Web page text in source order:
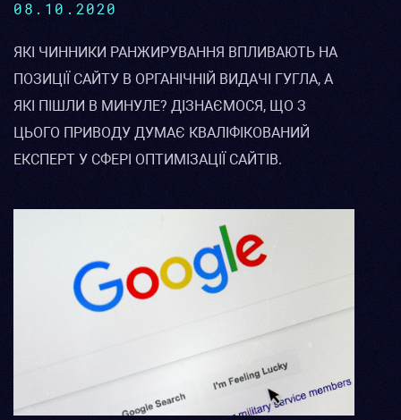
08.10.2020
ЯКІ ЧИННИКИ РАНЖИРУВАННЯ ВПЛИВАЮТЬ НА
ПОЗИЦІЇ САЙТУ В ОРГАНІЧНІЙ ВИДАЧІ ГУГЛА, А
ЯКІ ПІШЛИ В МИНУЛЕ? ДІЗНАЄМОСЯ, ЩО З
ЦЬОГО ПРИВОДУ ДУМАЄ КВАЛІФІКОВАНИЙ
ЕКСПЕРТ У СФЕРІ ОПТИМІЗАЦІЇ САЙТІВ.